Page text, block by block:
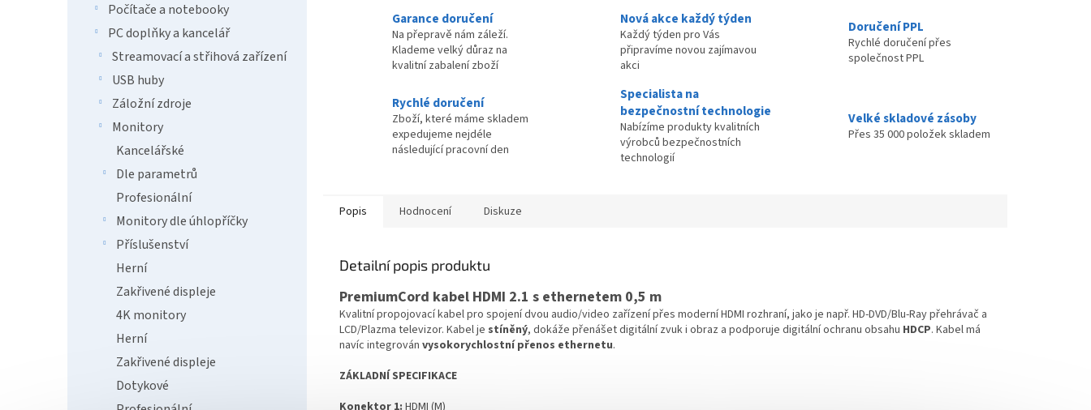
Počítače a notebooky
PC doplňky a kancelář
Streamovací a střihová zařízení
USB huby
Záložní zdroje
Monitory
Kancelářské
Dle parametrů
Profesionální
Monitory dle úhlopříčky
Příslušenství
Herní
Zakřivené displeje
4K monitory
Herní
Zakřivené displeje
Dotykové
Garance doručení
Na přepravě nám záleží.
Klademe velký důraz na
kvalitní zabalení zboží
Nová akce každý týden
Každý týden pro Vás
připravíme novou zajímavou
akci
Doručení PPL
Rychlé doručení přes
společnost PPL
Rychlé doručení
Zboží, které máme skladem
expedujeme nejdéle
následující pracovní den
Specialista na
bezpečnostní technologie
Nabízíme produkty kvalitních
výrobců bezpečnostních
technologií
Velké skladové zásoby
Přes 35 000 položek skladem
Popis Hodnocení Diskuze
Detailní popis produktu
PremiumCord kabel HDMI 2.1 s ethernetem 0,5 m
Kvalitní propojovací kabel pro spojení dvou audio/video zařízení přes moderní HDMI rozhraní, jako je např. HD-DVD/Blu-Ray přehrávač a
LCD/Plazma televizor. Kabel je stíněný, dokáže přenášet digitální zvuk i obraz a podporuje digitální ochranu obsahu HDCP. Kabel má
navíc integrován vysokorychlostní přenos ethernetu.
ZÁKLADNÍ SPECIFIKACE